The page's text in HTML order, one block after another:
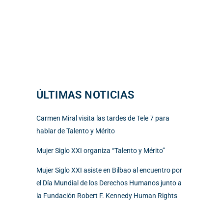
ÚLTIMAS NOTICIAS
Carmen Miral visita las tardes de Tele 7 para
hablar de Talento y Mérito
Mujer Siglo XXI organiza “Talento y Mérito”
Mujer Siglo XXI asiste en Bilbao al encuentro por
el Día Mundial de los Derechos Humanos junto a
la Fundación Robert F. Kennedy Human Rights